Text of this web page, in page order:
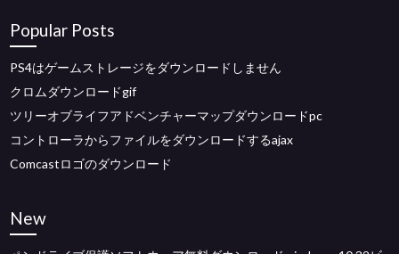
Popular Posts
PS4はゲームストレージをダウンロードしません
クロムダウンロードgif
ツリーオブライフアドベンチャーマップダウンロードpc
コントローラからファイルをダウンロードするajax
Comcastロゴのダウンロード
New